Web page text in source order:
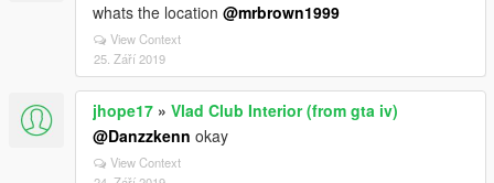
whats the location @mrbrown1999
View Context
25. Září 2019
jhope17 » Vlad Club Interior (from gta iv)
@Danzzkenn okay
View Context